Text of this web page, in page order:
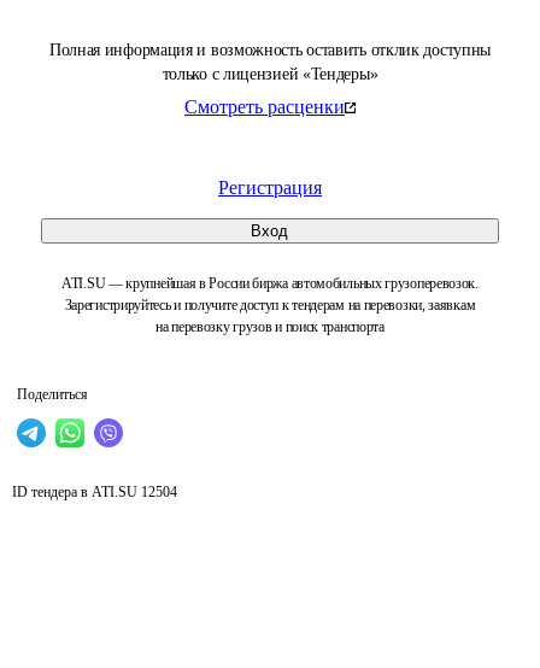
Полная информация и возможность оставить отклик доступны
только с лицензией «Тендеры»
Смотреть расценки
Регистрация
Вход
ATI.SU — крупнейшая в России биржа автомобильных грузоперевозок.
Зарегистрируйтесь и получите доступ к тендерам на перевозки, заявкам
на перевозку грузов и поиск транспорта
Поделиться
ID тендера в ATI.SU 12504